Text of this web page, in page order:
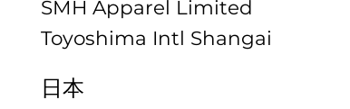
SMH Apparel Limited
Toyoshima Intl Shangai
日本